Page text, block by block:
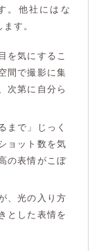
。他社にはな
す。
を気にするこ
間で撮影に集
次第に自分ら
まで」じっく
ョット数を気
の表情がこぼ
、光の入り方
とした表情を